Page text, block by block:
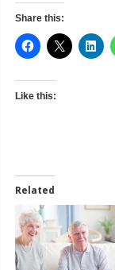
Share this:
Like this:
Related